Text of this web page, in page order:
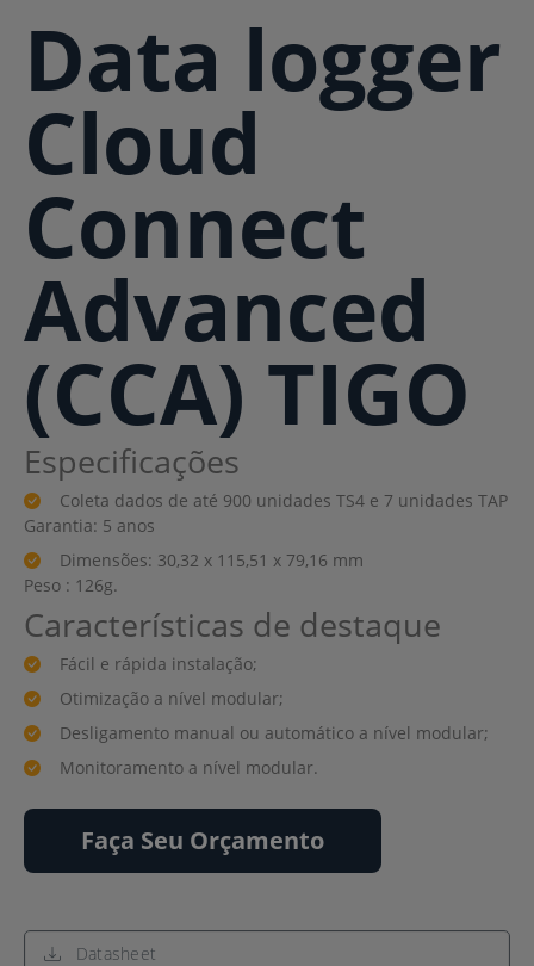
Data logger
Cloud
Connect
Advanced
(CCA) TIGO
Especificações
Coleta dados de até 900 unidades TS4 e 7 unidades TAP
Garantia: 5 anos
Dimensões: 30,32 x 115,51 x 79,16 mm
Peso : 126g.
Características de destaque
Fácil e rápida instalação;
Otimização a nível modular;
Desligamento manual ou automático a nível modular;
Monitoramento a nível modular.
Faça Seu Orçamento
Datasheet